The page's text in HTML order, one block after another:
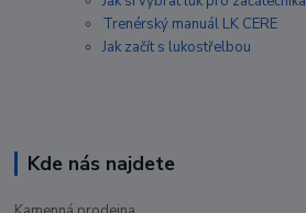
Trenérský manuál LK CERE
Jak začít s lukostřelbou
Kde nás najdete